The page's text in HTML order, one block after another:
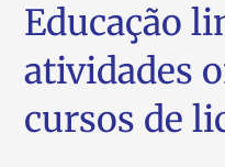
Educação
atividades
cursos de